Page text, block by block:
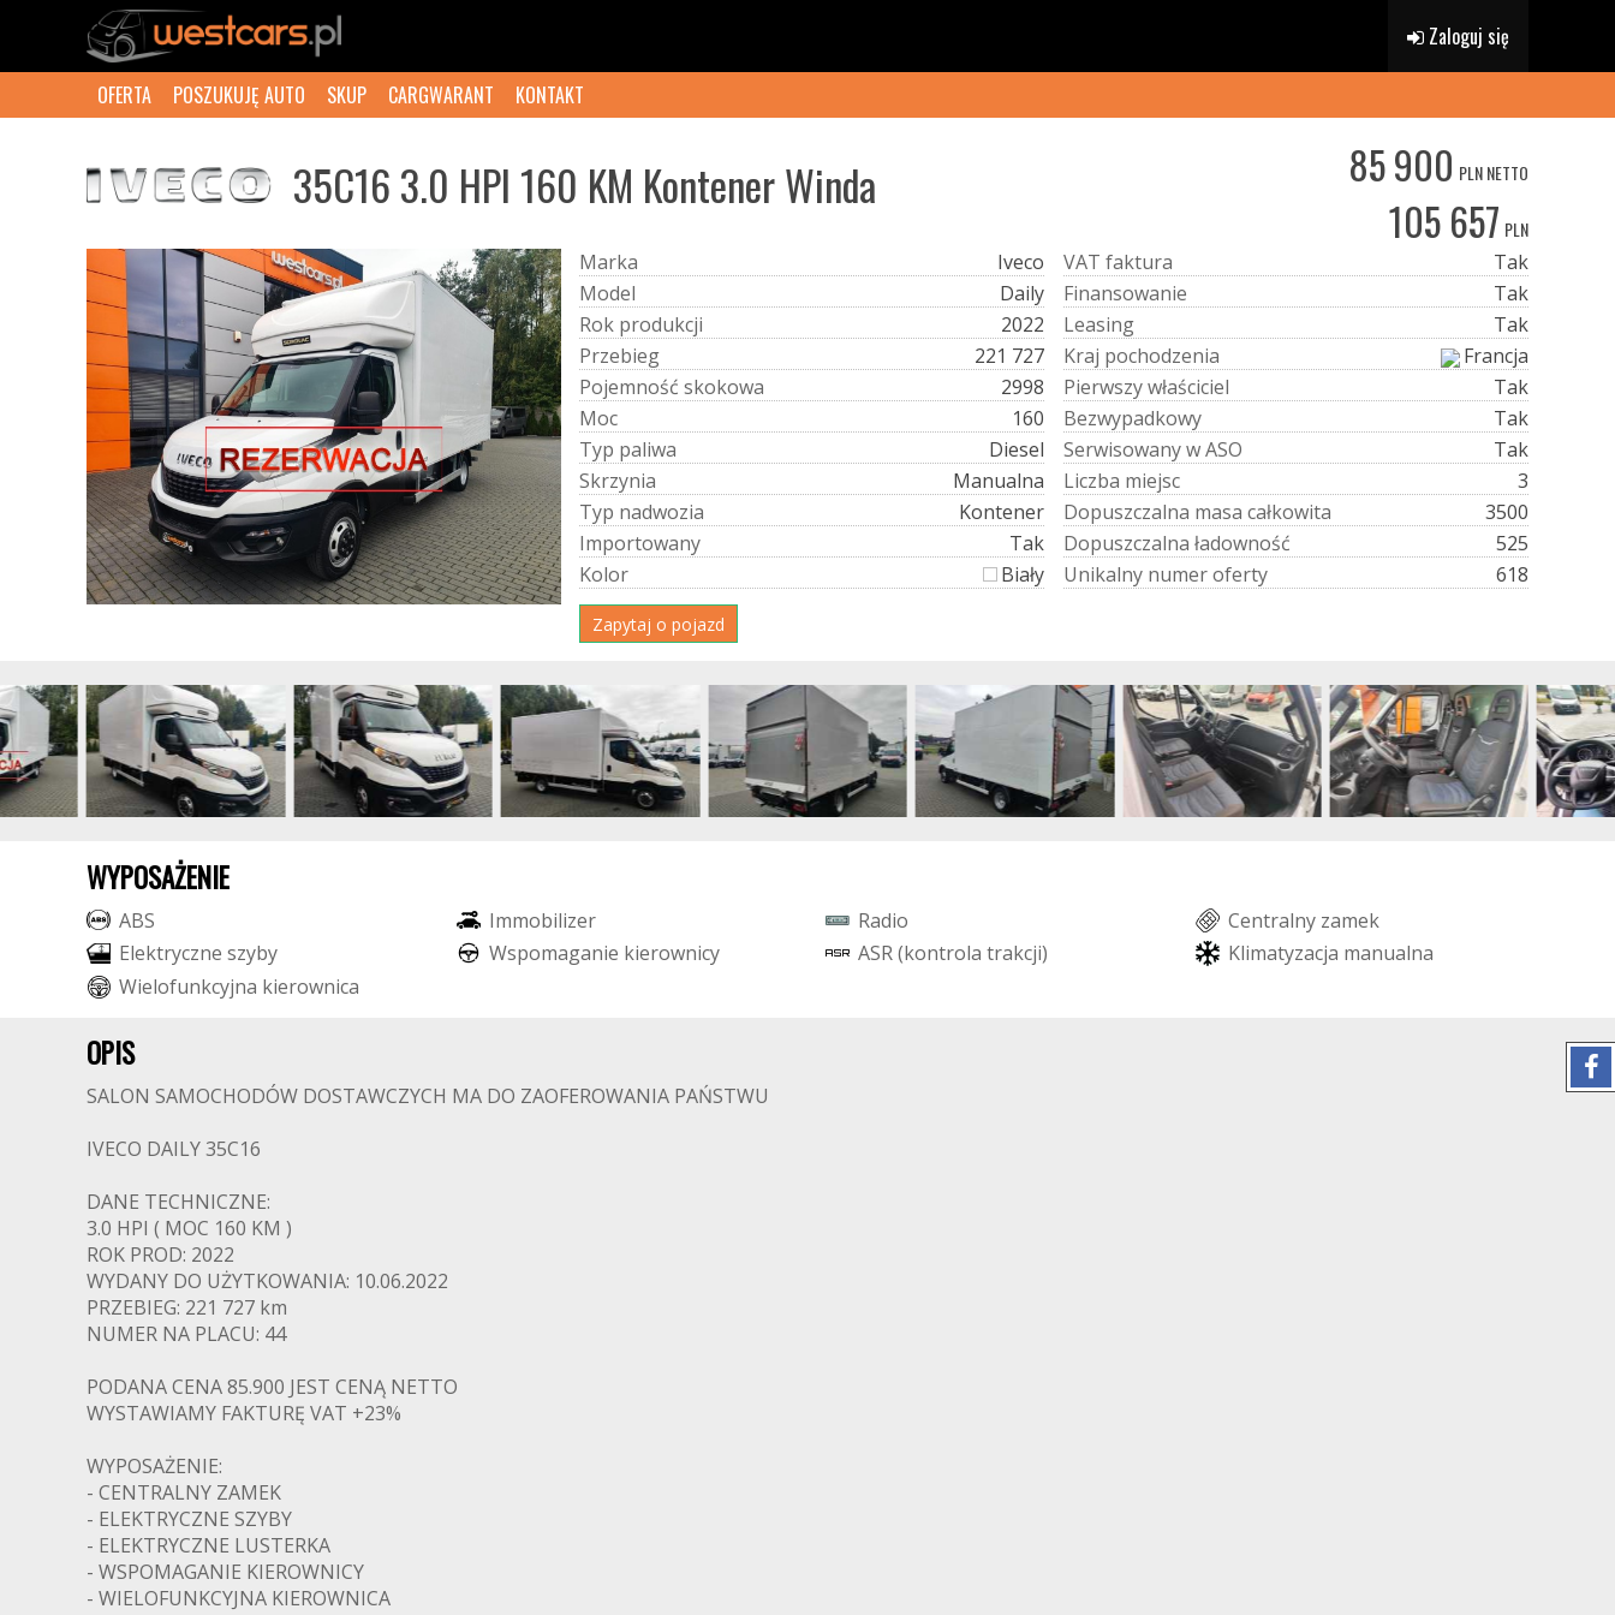
Zaloguj się
OFERTA POSZUKUJĘ AUTO SKUP CARGWARANT KONTAKT
35C16 3.0 HPI 160 KM Kontener Winda 85 900 PLN NETTO
105 657 PLN
Marka
Iveco
Model
Daily
Rok produkcji
2022
Przebieg
221 727
Pojemność skokowa
2998
Moc
160
Typ paliwa
Diesel
Skrzynia
Manualna
Typ nadwozia
Kontener
Importowany
Tak
Kolor Biały
VAT faktura
Tak
Finansowanie
Tak
Leasing
Tak
Kraj pochodzenia
Francja
Pierwszywłaściciel
Tak
Bezwypadkowy
Tak
SerwisowanywASO
Tak
Liczba miejsc
3
Dopuszczalna masa całkowita
3500
Dopuszczalna ładowność
525
Unikalny numeroferty 618
Zapytaj o pojazd
WYPOSAŻENIE
ABS Immobilizer Radio Centralny zamek
Elektryczne szyby Wspomaganie kierownicy ASR(kontrola trakcji) Klimatyzacja manualna
Wielofunkcyjna kierownica
OPIS
SALON SAMOCHODÓW DOSTAWCZYCH MA DO ZAOFEROWANIA PAŃSTWU
IVECO DAILY 35C16
DANE TECHNICZNE:
3.0 HPI ( MOC 160 KM )
ROK PROD: 2022
WYDANY DO UŻYTKOWANIA: 10.06.2022
PRZEBIEG: 221 727 km
NUMER NA PLACU: 44
PODANA CENA 85.900 JEST CENĄ NETTO
WYSTAWIAMY FAKTURĘ VAT +23%
WYPOSAŻENIE:
- CENTRALNY ZAMEK
- ELEKTRYCZNE SZYBY
- ELEKTRYCZNE LUSTERKA
- WSPOMAGANIE KIEROWNICY
- WIELOFUNKCYJNA KIEROWNICA